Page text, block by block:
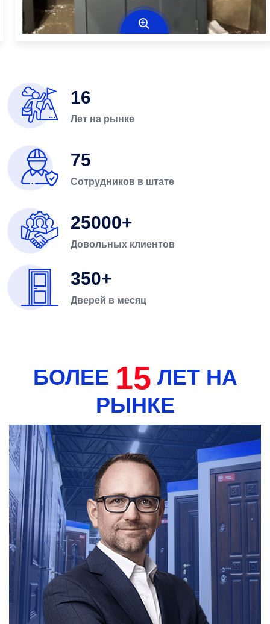
16
Лет на рынке
75
Сотрудников в штате
25000
Довольных клиентов
350
Дверей в месяц
БОЛЕЕ 15 ЛЕТ НА
РЫНКЕ